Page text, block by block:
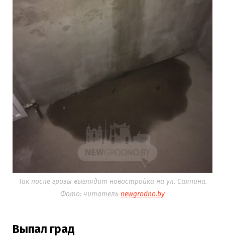
Так после грозы выглядит новостройка на ул. Саяпина.
Фото: читатель newgrodno.by
Выпал град